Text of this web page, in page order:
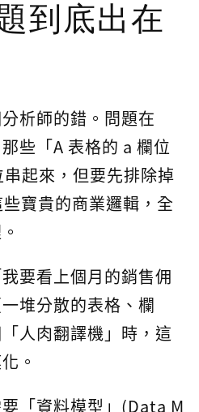
到底出在
析師的錯。問題在
些「A 表格的 a 欄位
起來，但要先排除掉
寶貴的商業邏輯，全
要看上個月的銷售佣
堆分散的表格、欄
人肉翻譯機」時，這
。
「資料模型」(Data M